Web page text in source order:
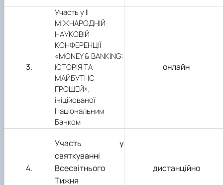
3.
Участь у IІ
МІЖНАРОДНІЙ
НАУКОВІЙ
КОНФЕРЕНЦІЇ
«MONEY & BANKING:
ІСТОРІЯ ТА
МАЙБУТНЄ
ГРОШЕЙ»,
ініційованої
Національним
Банком
онлайн
4.
Участь у
святкуванні
Всесвітнього
Тижня
дистанційно